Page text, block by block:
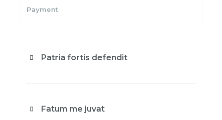
Payment
Patria fortis defendit
Fatum me juvat